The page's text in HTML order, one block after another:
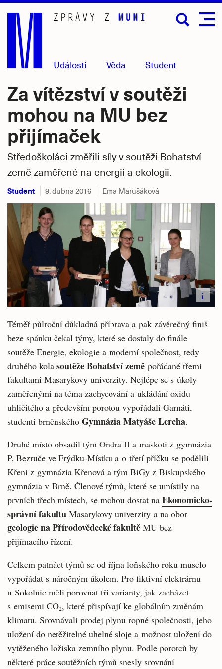
Přejít
hlavní
obsah
Události Věda Student
Za vítězství v soutěži
mohou na MU bez
přijímaček
Středoškoláci změřili síly v soutěži Bohatství
země zaměřené na energii a ekologii.
Student 9. dubna 2016 Ema Marušáková
i
Téměř půlroční důkladná příprava a pak závěrečný finiš
beze spánku čekal týmy, které se dostaly do finále
soutěže Energie, ekologie a moderní společnost, tedy
druhého kola soutěže Bohatství země pořádané třemi
fakultami Masarykovy univerzity. Nejlépe se s úkoly
zaměřenými na téma zachycování a ukládání oxidu
uhličitého a především porotou vypořádali Garnáti,
studenti brněnského Gymnázia Matyáše Lercha.
Druhé místo obsadil tým Ondra II a maskoti z gymnázia
P. Bezruče ve Frýdku-Místku a o třetí příčku se podělili
Křeni z gymnázia Křenová a tým BiGy z Biskupského
gymnázia v Brně. Členové týmů, které se umístily na
prvních třech místech, se mohou dostat na Ekonomicko-
správní fakultu Masarykovy univerzity a na obor
geologie na Přírodovědecké fakultě MU bez
přijímacího řízení.
Celkem patnáct týmů se od října loňského roku muselo
vypořádat s náročným úkolem. Pro fiktivní elektrárnu
u Sokolnic měli porovnat tři varianty, jak zacházet
s emisemi CO2, které přispívají ke globálním změnám
klimatu. Srovnávali prodej plynu ropné společnosti, jeho
uložení do netěžitelné uhelné sloje a možnost uložení do
vytěženého ložiska zemního plynu. Podle porotců by
některé práce soutěžních týmů snesly srovnání